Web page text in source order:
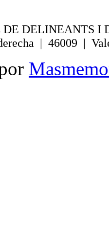
DELINEANTS I
| 46009 |